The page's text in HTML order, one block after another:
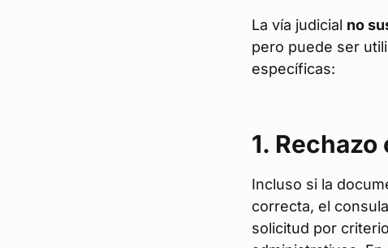
La vía judicial no
pero puede ser
específicas:
1.
Incluso si la
correcta, el
solicitud por